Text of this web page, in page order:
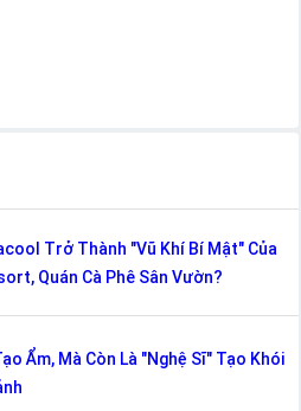
Trở Thành "Vũ Khí Bí Mật" Của
Quán Cà Phê Sân Vườn?
Ẩm, Mà Còn Là "Nghệ Sĩ" Tạo Khói